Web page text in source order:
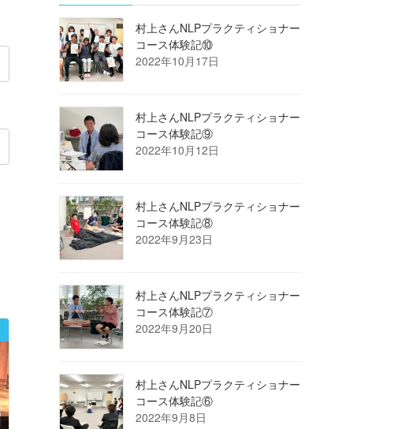
村上さんNLPプラクティショナー
コース体験記⑩
2022年10月17日
村上さんNLPプラクティショナー
コース体験記⑨
2022年10月12日
村上さんNLPプラクティショナー
コース体験記⑧
2022年9月23日
村上さんNLPプラクティショナー
コース体験記⑦
2022年9月20日
村上さんNLPプラクティショナー
コース体験記⑥
2022年9月8日